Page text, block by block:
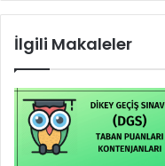
İlgili Makaleler